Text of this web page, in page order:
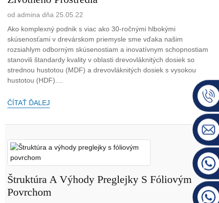
od admina dňa 25.05.22
Ako komplexný podnik s viac ako 30-ročnými hlbokými
skúsenosťami v drevárskom priemysle sme vďaka našim
rozsiahlym odborným skúsenostiam a inovatívnym schopnostiam
stanovili štandardy kvality v oblasti drevovláknitých dosiek so
strednou hustotou (MDF) a drevovláknitých dosiek s vysokou
hustotou (HDF)....
ČÍTAŤ ĎALEJ
Štruktúra A Výhody Preglejky S Fóliovým
Povrchom